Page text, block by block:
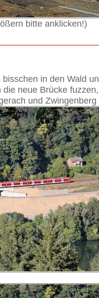
bitte anklicken!)
in den Wald
die neue Brücke
und